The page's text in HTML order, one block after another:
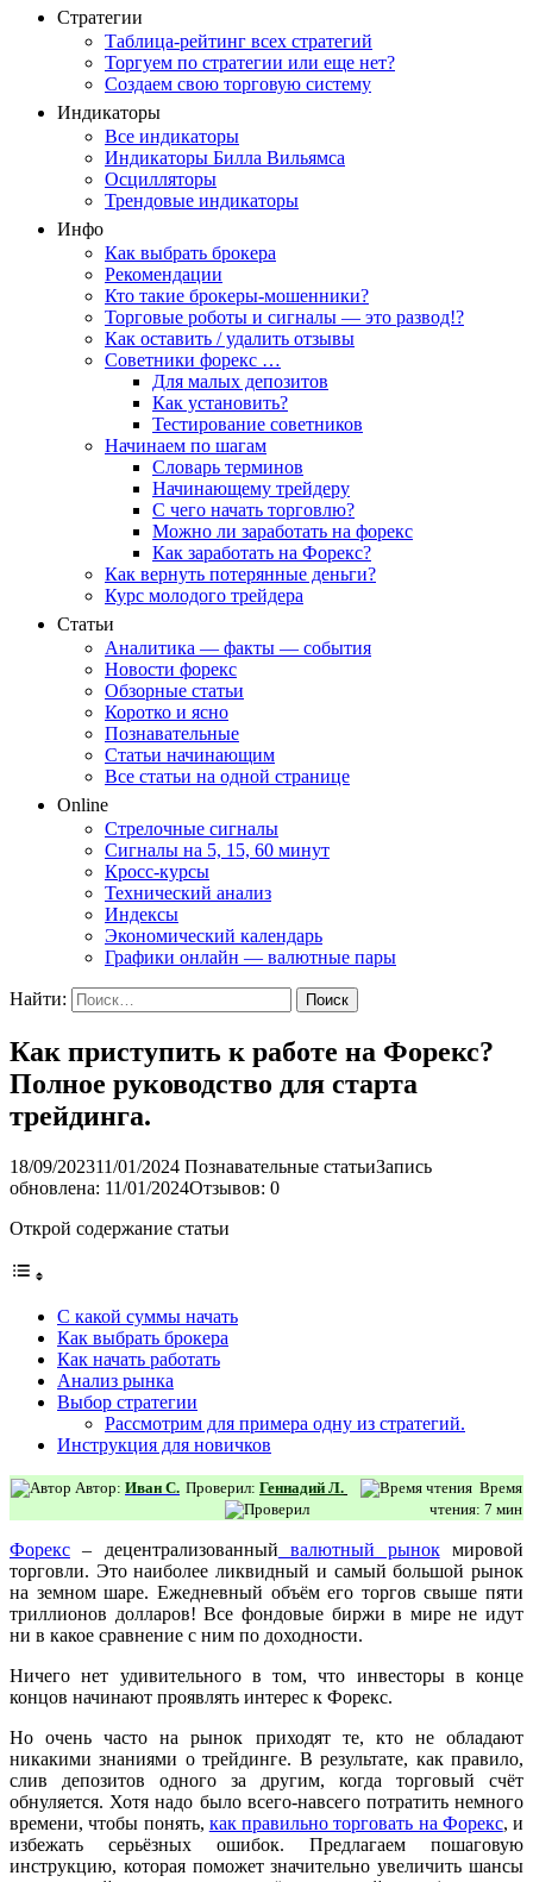
Стратегии
Таблица-рейтинг всех стратегий
Торгуем по стратегии или еще нет?
Создаем свою торговую систему
Индикаторы
Все индикаторы
Индикаторы Билла Вильямса
Осцилляторы
Трендовые индикаторы
Инфо
Как выбрать брокера
Рекомендации
Кто такие брокеры-мошенники?
Торговые роботы и сигналы — это развод!?
Как оставить / удалить отзывы
Советники форекс …
Для малых депозитов
Как установить?
Тестирование советников
Начинаем по шагам
Словарь терминов
Начинающему трейдеру
С чего начать торговлю?
Можно ли заработать на форекс
Как заработать на Форекс?
Как вернуть потерянные деньги?
Курс молодого трейдера
Статьи
Аналитика — факты — события
Новости форекс
Обзорные статьи
Коротко и ясно
Познавательные
Статьи начинающим
Все статьи на одной странице
Online
Стрелочные сигналы
Сигналы на 5, 15, 60 минут
Кросс-курсы
Технический анализ
Индексы
Экономический календарь
Графики онлайн — валютные пары
Найти:
Как приступить к работе на Форекс?
Полное руководство для старта
трейдинга.
18/09/202311/01/2024 Познавательные статьиЗапись
обновлена: 11/01/2024Отзывов: 0
Открой содержание статьи
С какой суммы начать
Как выбрать брокера
Как начать работать
Анализ рынка
Выбор стратегии
Рассмотрим для примера одну из стратегий.
Инструкция для новичков
Автор: Иван С. Проверил: Геннадий Л.
Время
чтения: 7 мин
Форекс – децентрализованный валютный рынокмировой
торговли. Это наиболее ликвидный и самый большой рынок
на земном шаре. Ежедневный объём его торгов свыше пяти
триллионов долларов! Все фондовые биржи в мире не идут
ни в какое сравнение с ним по доходности.
Ничего нет удивительного в том, что инвесторы в конце
концов начинают проявлять интерес к Форекс.
Но очень часто на рынок приходят те, кто не обладают
никакими знаниями о трейдинге. В результате, как правило,
слив депозитов одного за другим, когда торговый счёт
обнуляется. Хотя надо было всего-навсего потратить немного
времени, чтобы понять, как правильно торговать на Форекс, и
избежать серьёзных ошибок. Предлагаем пошаговую
инструкцию, которая поможет значительно увеличить шансы